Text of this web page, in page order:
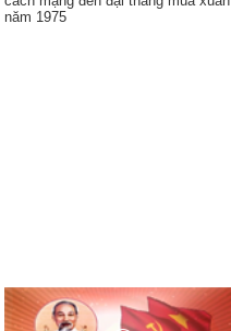
năm 1975